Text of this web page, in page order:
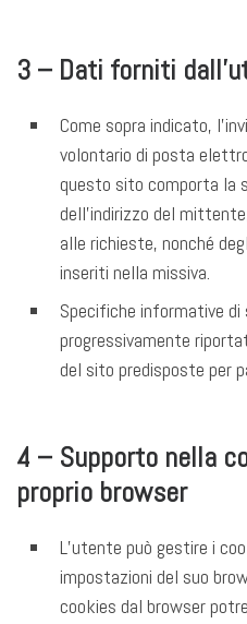
3 – Dati forniti
Come sopra indicato,
volontario di posta
questo sito comporta la
dell’indirizzo del
alle richieste, nonché
inseriti nella missiva.
Specifiche informative di
progressivamente
del sito predisposte per
4 – Supporto nella
proprio browser
L’utente può gestire i
impostazioni del suo
cookies dal browser